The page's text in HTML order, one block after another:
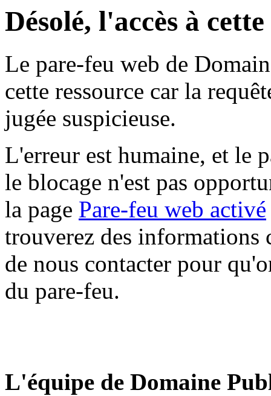
Désolé, l'accès à
Le pare-feu web de
cette ressource car la
jugée suspicieuse.
L'erreur est humaine, et le
le blocage n'est pas
la page Pare-feu web activé
trouverez des informations
de nous contacter pour
du pare-feu.
L'équipe de Domaine